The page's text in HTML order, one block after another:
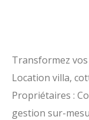
Transformez
Location villa,
Propriétaires :
gestion sur-